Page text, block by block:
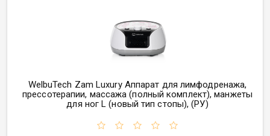
WelbuTech Zam Luxury Аппарат для лимфодренажа,
прессотерапии, массажа (полный комплект), манжеты
для ног L (новый тип стопы), (РУ)